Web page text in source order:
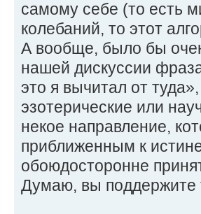
самому себе (то есть
колебаний, то этот
А вообще, было бы
нашей дискуссии
это я вычитал от
эзотерические или
некое направление,
приближенным к
обоюдосторонне
Думаю, вы поддержите